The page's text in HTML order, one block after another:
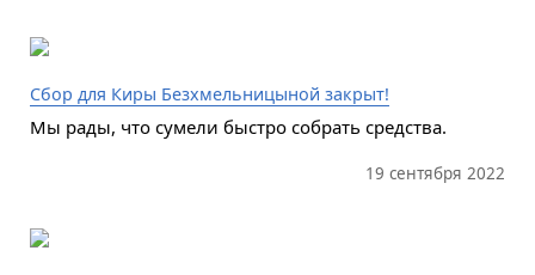
Сбор для Киры Безхмельницыной закрыт!
Мы рады, что сумели быстро собрать средства.
19 сентября 2022